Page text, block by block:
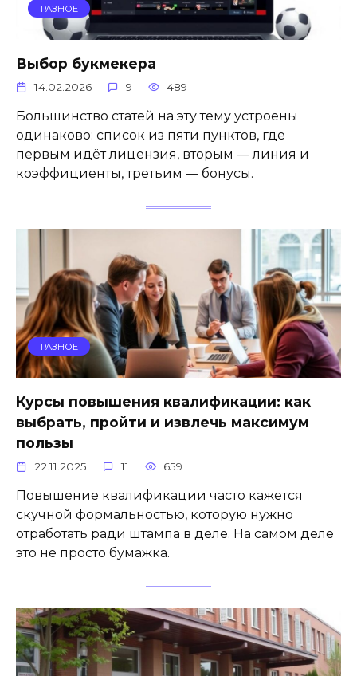
РАЗНОЕ
Выбор букмекера
14.02.2026 9 489
Большинство статей на эту тему устроены
одинаково: список из пяти пунктов, где
первым идёт лицензия, вторым — линия и
коэффициенты, третьим — бонусы.
РАЗНОЕ
Курсы повышения квалификации: как
выбрать, пройти и извлечь максимум
пользы
22.11.2025 11 659
Повышение квалификации часто кажется
скучной формальностью, которую нужно
отработать ради штампа в деле. На самом деле
это не просто бумажка.